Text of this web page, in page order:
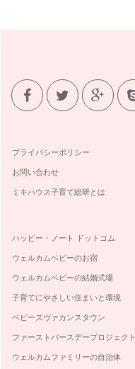
プライバシーポリシー
お問い合わせ
ミキハウス子育て総研とは
ハッピー・ノート ドットコム
ウェルカムベビーのお宿
ウェルカムベビーの結婚式場
子育てにやさしい住まいと環境
ベビーズヴァカンスタウン
ファーストバースデープロジェクト
ウェルカムファミリーの自治体